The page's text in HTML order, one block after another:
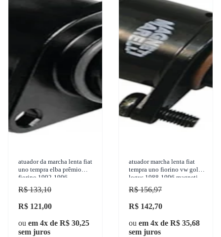
atuador da marcha lenta fiat
uno tempra elba prêmio
fiorino 1992-1996
continental - atu00801r
R$ 133,10
R$ 121,00
ou em 4x de R$ 30,25
sem juros
atuador marcha lenta fiat
tempra uno fiorino vw gol
logus 1988-1996 magneti
marelli - 40380202
R$ 156,97
R$ 142,70
ou em 4x de R$ 35,68
sem juros